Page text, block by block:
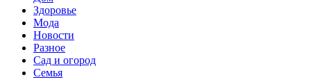
Здоровье
Мода
Новости
Разное
Сад и огород
Семья